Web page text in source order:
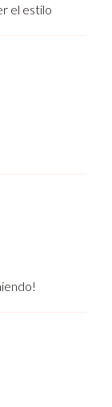
el estilo